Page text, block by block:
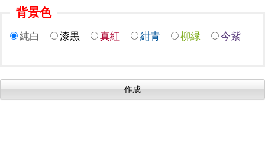
背景色
純白 漆黒 真紅 紺青 柳緑 今紫